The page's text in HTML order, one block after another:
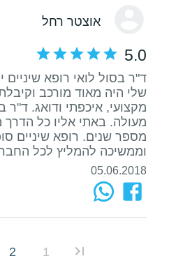
אוצטר רחל
5.0
ד"ר בסול לואי רופא שיניים
שלי היה מאוד מורכב
מקצועי, איכפתי ודואג. ד"ר
מעולה. באתי אליו כל
מספר שנים. רופא שיניים
וממשיכה להמליץ לכל
05.06.2018
1
2